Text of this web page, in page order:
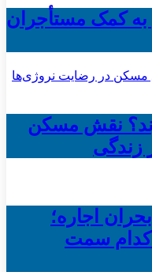
کمک مستأجران
نقش مسکن
زندگی
اجاره؛
کدام سمت